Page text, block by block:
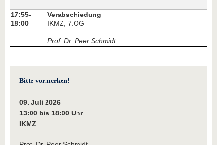
17:55-
18:00
Verabschiedung
IKMZ, 7.OG
Prof. Dr. Peer Schmidt
Bitte vormerken!
09. Juli 2026
13:00 bis 18:00 Uhr
IKMZ